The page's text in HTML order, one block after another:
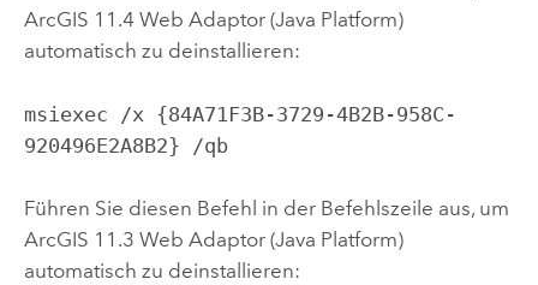
ArcGIS 11.4 Web Adaptor (Java Platform)
automatisch zu deinstallieren:
msiexec /x {84A71F3B-3729-4B2B-958C-
920496E2A8B2} /qb
Führen Sie diesen Befehl in der Befehlszeile aus, um
ArcGIS 11.3 Web Adaptor (Java Platform)
automatisch zu deinstallieren: